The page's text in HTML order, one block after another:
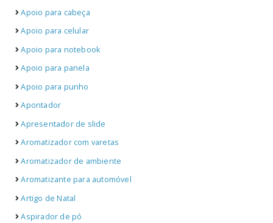
Apoio para cabeça
Apoio para celular
Apoio para notebook
Apoio para panela
Apoio para punho
Apontador
Apresentador de slide
Aromatizador com varetas
Aromatizador de ambiente
Aromatizante para automóvel
Artigo de Natal
Aspirador de pó